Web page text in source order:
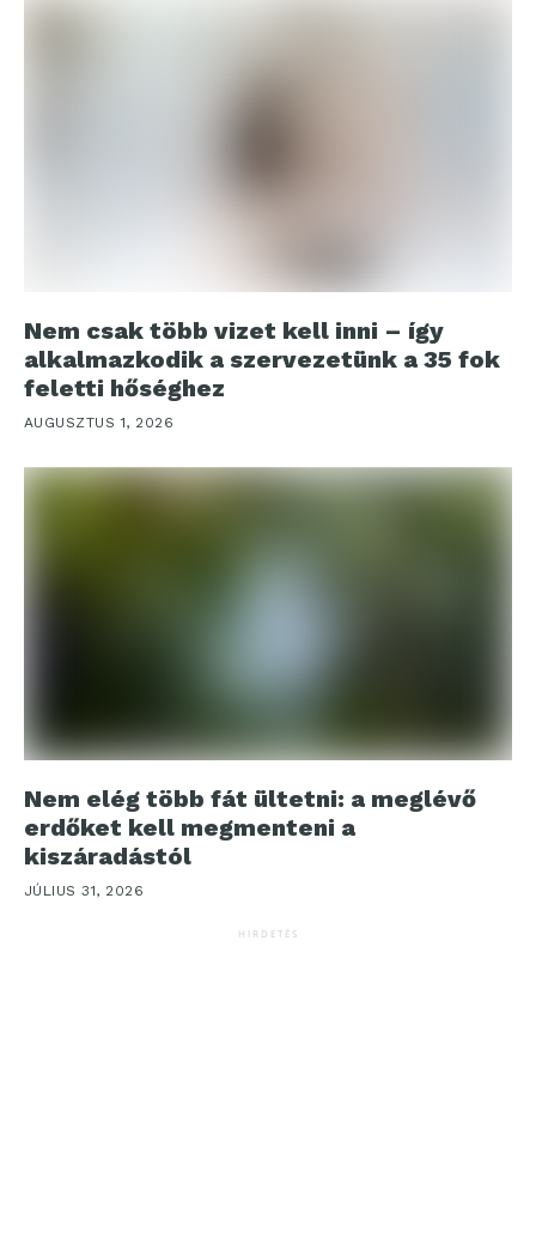
Nem csak több vizet kell inni – így
alkalmazkodik a szervezetünk a 35 fok
feletti hőséghez
AUGUSZTUS 1, 2026
Nem elég több fát ültetni: a meglévő
erdőket kell megmenteni a
kiszáradástól
JÚLIUS 31, 2026
HIRDETÉS